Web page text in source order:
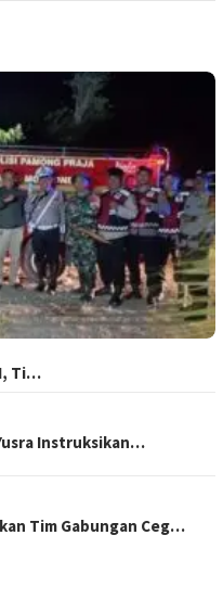
Ti…
Instruksikan…
Tim Gabungan Ceg…